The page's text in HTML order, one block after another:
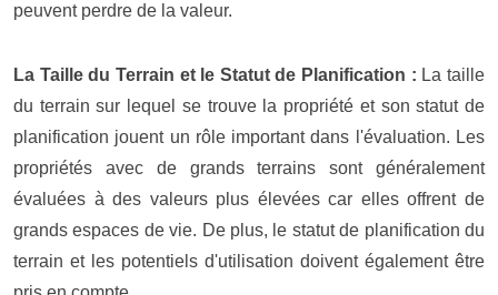
peuvent perdre de la valeur.
La Taille du Terrain et le Statut de Planification : La taille
du terrain sur lequel se trouve la propriété et son statut de
planification jouent un rôle important dans l'évaluation. Les
propriétés avec de grands terrains sont généralement
évaluées à des valeurs plus élevées car elles offrent de
grands espaces de vie. De plus, le statut de planification du
terrain et les potentiels d'utilisation doivent également être